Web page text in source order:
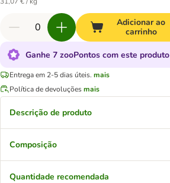
Adicionar ao
carrinho
Ganhe 7 zooPontos com este produto
Entrega em 2-5 dias úteis. mais
Política de devoluçõesmais
Descrição de produto
Composição
Quantidade recomendada